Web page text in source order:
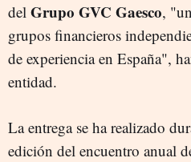
del Grupo GVC Gaesco,
grupos financieros
de experiencia en España",
entidad.
La entrega se ha realizado
edición del encuentro anual